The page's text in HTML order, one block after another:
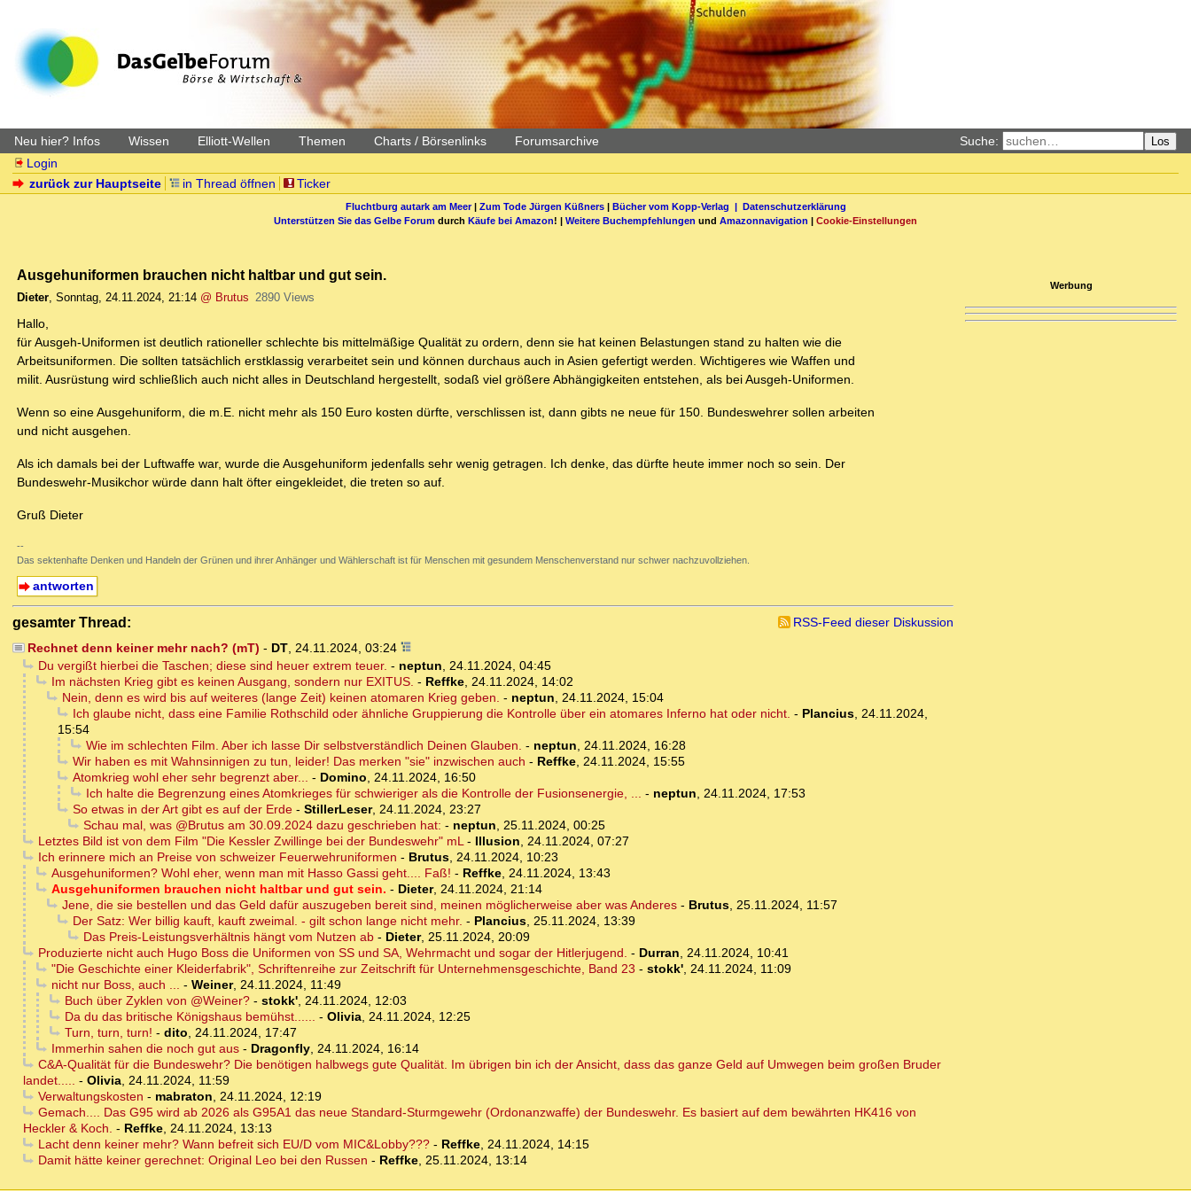
Neu hier? Infos Wissen Elliott-Wellen Themen Charts / Börsenlinks Forumsarchive Suche: Los
Login
zurück zur Hauptseite
in Thread öffnen Ticker
Fluchtburg autark am Meer| Zum Tode Jürgen Küßners| Bücher vom Kopp-Verlag | Datenschutzerklärung
Unterstützen Sie das Gelbe Forum durch Käufe bei Amazon! | Weitere Buchempfehlungen und Amazonnavigation | Cookie-Einstellungen
Ausgehuniformen brauchen nicht haltbar und gut sein.
Dieter, Sonntag, 24.11.2024, 21:14 @ Brutus 2890 Views
Hallo,
für Ausgeh-Uniformen ist deutlich rationeller schlechte bis mittelmäßige Qualität zu ordern, denn sie hat keinen Belastungen stand zu halten wie die
Arbeitsuniformen. Die sollten tatsächlich erstklassig verarbeitet sein und können durchaus auch in Asien gefertigt werden. Wichtigeres wie Waffen und
milit. Ausrüstung wird schließlich auch nicht alles in Deutschland hergestellt, sodaß viel größere Abhängigkeiten entstehen, als bei Ausgeh-Uniformen.
Wenn so eine Ausgehuniform, die m.E. nicht mehr als 150 Euro kosten dürfte, verschlissen ist, dann gibts ne neue für 150. Bundeswehrer sollen arbeiten
und nicht ausgehen.
Als ich damals bei der Luftwaffe war, wurde die Ausgehuniform jedenfalls sehr wenig getragen. Ich denke, das dürfte heute immer noch so sein. Der
Bundeswehr-Musikchor würde dann halt öfter eingekleidet, die treten so auf.
Gruß Dieter
--
Das sektenhafte Denken und Handeln der Grünen und ihrer Anhänger und Wählerschaft ist für Menschen mit gesundem Menschenverstand nur schwer nachzuvollziehen.
antworten
gesamter Thread:
RSS-Feed dieser Diskussion
Rechnet denn keiner mehr nach? (mT) - DT, 24.11.2024, 03:24
Du vergißt hierbei die Taschen; diese sind heuer extrem teuer. - neptun, 24.11.2024, 04:45
Im nächsten Krieg gibt es keinen Ausgang, sondern nur EXITUS. - Reffke, 24.11.2024, 14:02
Nein, denn es wird bis auf weiteres (lange Zeit) keinen atomaren Krieg geben. - neptun, 24.11.2024, 15:04
Ich glaube nicht, dass eine Familie Rothschild oder ähnliche Gruppierung die Kontrolle über ein atomares Inferno hat oder nicht. - Plancius, 24.11.2024,
15:54
Wie im schlechten Film. Aber ich lasse Dir selbstverständlich Deinen Glauben. - neptun, 24.11.2024, 16:28
Wir haben es mit Wahnsinnigen zu tun, leider! Das merken "sie" inzwischen auch - Reffke, 24.11.2024, 15:55
Atomkrieg wohl eher sehr begrenzt aber... - Domino, 24.11.2024, 16:50
Ich halte die Begrenzung eines Atomkrieges für schwieriger als die Kontrolle der Fusionsenergie, ... - neptun, 24.11.2024, 17:53
So etwas in der Art gibt es auf der Erde- StillerLeser, 24.11.2024, 23:27
Schau mal, was @Brutus am 30.09.2024 dazu geschrieben hat: - neptun, 25.11.2024, 00:25
Letztes Bild ist von dem Film "Die Kessler Zwillinge bei der Bundeswehr" mL- Illusion, 24.11.2024, 07:27
Ich erinnere mich an Preise von schweizer Feuerwehruniformen - Brutus, 24.11.2024, 10:23
Ausgehuniformen? Wohl eher, wenn man mit Hasso Gassi geht.... Faß! - Reffke, 24.11.2024, 13:43
Ausgehuniformen brauchen nicht haltbar und gut sein. - Dieter, 24.11.2024, 21:14
Jene, die sie bestellen und das Geld dafür auszugeben bereit sind, meinen möglicherweise aber was Anderes- Brutus, 25.11.2024, 11:57
Der Satz: Wer billig kauft, kauft zweimal. - gilt schon lange nicht mehr. - Plancius, 25.11.2024, 13:39
Das Preis-Leistungsverhältnis hängt vom Nutzen ab- Dieter, 25.11.2024, 20:09
Produzierte nicht auch Hugo Boss die Uniformen von SS und SA, Wehrmacht und sogar der Hitlerjugend. - Durran, 24.11.2024, 10:41
"Die Geschichte einer Kleiderfabrik", Schriftenreihe zur Zeitschrift für Unternehmensgeschichte, Band 23 - stokk', 24.11.2024, 11:09
nicht nur Boss, auch ... - Weiner, 24.11.2024, 11:49
Buch über Zyklen von @Weiner?- stokk', 24.11.2024, 12:03
Da du das britische Königshaus bemühst...... - Olivia, 24.11.2024, 12:25
Turn, turn, turn! - dito, 24.11.2024, 17:47
Immerhin sahen die noch gut aus- Dragonfly, 24.11.2024, 16:14
C&A-Qualität für die Bundeswehr? Die benötigen halbwegs gute Qualität. Im übrigen bin ich der Ansicht, dass das ganze Geld auf Umwegen beim großen Bruder
landet..... - Olivia, 24.11.2024, 11:59
Verwaltungskosten - mabraton, 24.11.2024, 12:19
Gemach.... Das G95 wird ab 2026 als G95A1 das neue Standard-Sturmgewehr (Ordonanzwaffe) der Bundeswehr. Es basiert auf dem bewährten HK416 von
Heckler & Koch. - Reffke, 24.11.2024, 13:13
Lacht denn keiner mehr? Wann befreit sich EU/D vom MIC&Lobby???- Reffke, 24.11.2024, 14:15
Damit hätte keiner gerechnet: Original Leo bei den Russen - Reffke, 25.11.2024, 13:14
Werbung